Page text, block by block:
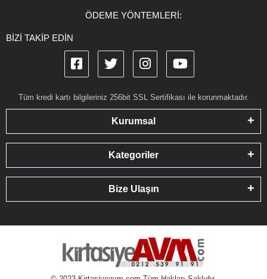
ÖDEME YÖNTEMLERİ:
BİZİ TAKİP EDİN
Tüm kredi kartı bilgileriniz 256bit SSL Sertifikası ile korunmaktadır.
Kurumsal
Kategoriler
Bize Ulaşın